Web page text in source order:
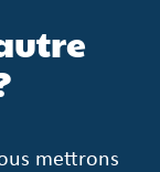
mettrons